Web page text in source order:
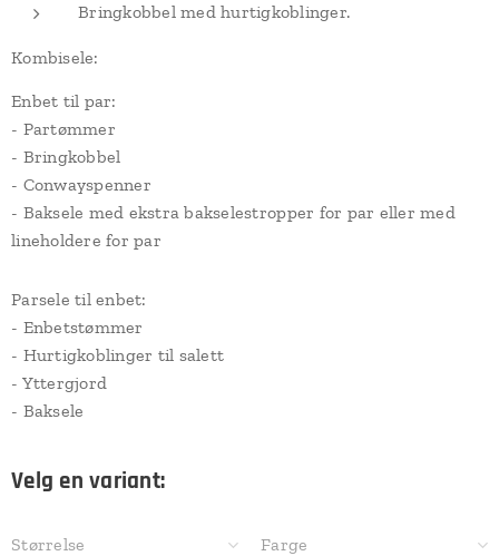
Bringkobbel med hurtigkoblinger.
Kombisele:
Enbet til par:
- Partømmer
- Bringkobbel
- Conwayspenner
- Baksele med ekstra bakselestropper for par eller med
lineholdere for par
Parsele til enbet:
- Enbetstømmer
- Hurtigkoblinger til salett
- Yttergjord
- Baksele
Velg en variant:
Størrelse Farge